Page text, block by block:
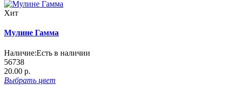
Хит
Мулине Гамма
Наличие:Есть в наличии
56738
20.00 р.
Выбрать цвет